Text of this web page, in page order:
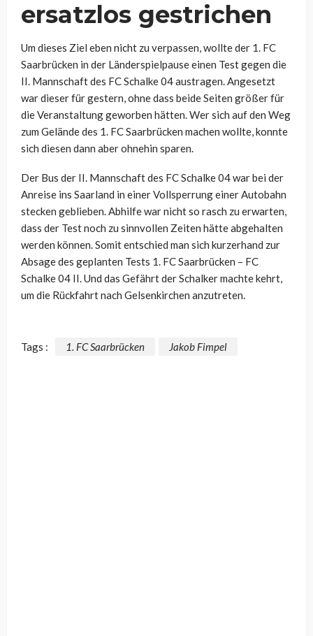
ersatzlos gestrichen
Um dieses Ziel eben nicht zu verpassen, wollte der 1. FC
Saarbrücken in der Länderspielpause einen Test gegen die
II. Mannschaft des FC Schalke 04 austragen. Angesetzt
war dieser für gestern, ohne dass beide Seiten größer für
die Veranstaltung geworben hätten. Wer sich auf den Weg
zum Gelände des 1. FC Saarbrücken machen wollte, konnte
sich diesen dann aber ohnehin sparen.
Der Bus der II. Mannschaft des FC Schalke 04 war bei der
Anreise ins Saarland in einer Vollsperrung einer Autobahn
stecken geblieben. Abhilfe war nicht so rasch zu erwarten,
dass der Test noch zu sinnvollen Zeiten hätte abgehalten
werden können. Somit entschied man sich kurzerhand zur
Absage des geplanten Tests 1. FC Saarbrücken – FC
Schalke 04 II. Und das Gefährt der Schalker machte kehrt,
um die Rückfahrt nach Gelsenkirchen anzutreten.
Tags : 1. FC Saarbrücken Jakob Fimpel